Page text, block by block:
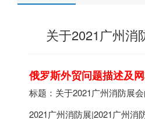
关于2021广州消
俄罗斯外贸问题描述及
标题：关于2021广州消防展
2021广州消防展|2021广州消